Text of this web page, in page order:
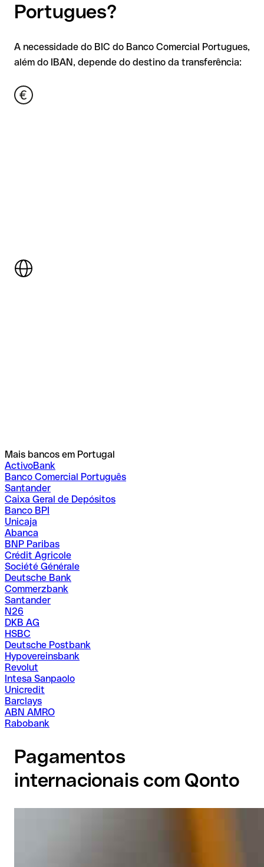
Portugues?
A necessidade do BIC do Banco Comercial Portugues,
além do IBAN, depende do destino da transferência:
Mais bancos em Portugal
ActivoBank
Banco Comercial Português
Santander
Caixa Geral de Depósitos
Banco BPI
Unicaja
Abanca
BNP Paribas
Crédit Agricole
Société Générale
Deutsche Bank
Commerzbank
Santander
N26
DKB AG
HSBC
Deutsche Postbank
Hypovereinsbank
Revolut
Intesa Sanpaolo
Unicredit
Barclays
ABN AMRO
Rabobank
Pagamentos
internacionais com Qonto